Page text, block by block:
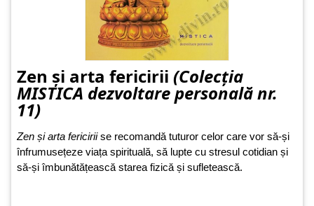
Zen și arta fericirii (Colecția
MISTICA dezvoltare personală nr.
11)
Zen și arta fericiriise recomandă tuturor celor care vor să-și
înfrumusețeze viața spirituală, să lupte cu stresul cotidian și
să-și îmbunătățească starea fizică și sufletească.